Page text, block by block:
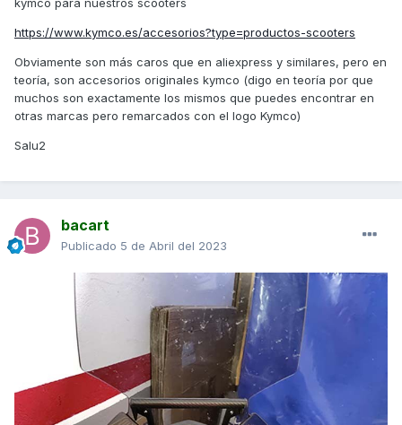
kymco para nuestros scooters
https://www.kymco.es/accesorios?type=productos-scooters
Obviamente son más caros que en aliexpress y similares, pero en
teoría, son accesorios originales kymco (digo en teoría por que
muchos son exactamente los mismos que puedes encontrar en
otras marcas pero remarcados con el logo Kymco)
Salu2
bacart
Publicado 5 de Abril del 2023